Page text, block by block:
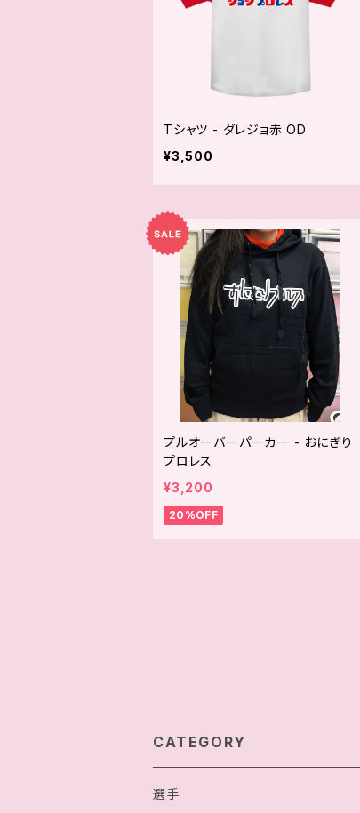
Tシャツ - ダレジョ赤 OD
¥3,500
プルオーバーパーカー - おにぎり
プロレス
¥3,200
20%OFF
CATEGORY
選手